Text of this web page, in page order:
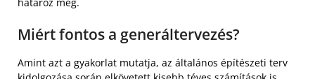
Miért fontos a generáltervezés?
Amint azt a gyakorlat mutatja, az általános építészeti terv